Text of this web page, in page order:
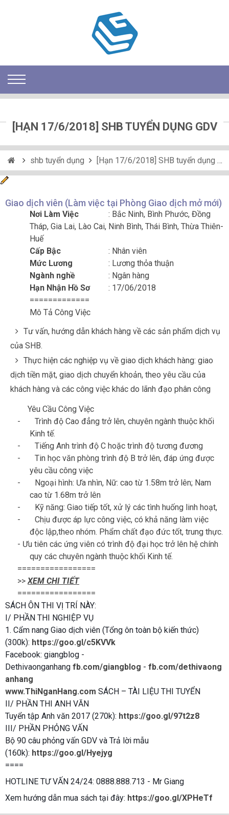
[HẠN 17/6/2018] SHB TUYỂN DỤNG GDV
shb tuyển dụng [Hạn 17/6/2018] SHB tuyển dụng GDV
Giao dịch viên (Làm việc tại Phòng Giao dịch mở mới)
Nơi Làm Việc
: Bắc Ninh, Bình Phước, Đồng
Tháp, Gia Lai, Lào Cai, Ninh Bình, Thái Bình, Thừa Thiên-
Huế
Cấp Bậc
: Nhân viên
Mức Lương
: Lương thỏa thuận
Ngành nghề
: Ngân hàng
Hạn Nhận Hồ Sơ
: 17/06/2018
=============
Mô Tả Công Việc
Tư vấn, hướng dẫn khách hàng về các sản phẩm dịch vụ
của SHB.
Thực hiện các nghiệp vụ về giao dịch khách hàng: giao
dịch tiền mặt, giao dịch chuyển khoản, theo yêu cầu của
khách hàng và các công việc khác do lãnh đạo phân công
Yêu Cầu Công Việc
-
Trình độ Cao đẳng trở lên, chuyên ngành thuộc khối
Kinh tế.
-
Tiếng Anh trình độ C hoặc trình độ tương đương
-
Tin học văn phòng trình độ B trở lên, đáp ứng được
yêu cầu công việc
-
Ngoại hình: Ưa nhìn, Nữ: cao từ 1.58m trở lên; Nam
cao từ 1.68m trở lên
-
Kỹ năng: Giao tiếp tốt, xử lý các tình huống linh hoạt,
-
Chịu được áp lực công việc, có khả năng làm việc
độc lập,theo nhóm. Phẩm chất đạo đức tốt, trung thực.
- Ưu tiên các ứng viên có trình độ đại học trở lên hệ chính
quy các chuyên ngành thuộc khối Kinh tế.
=================
>>XEM CHI TIẾT
=================
SÁCH ÔN THI VỊ TRÍ NÀY:
I/ PHẦN THI NGHIỆP VỤ
1. Cẩm nang Giao dịch viên (Tổng ôn toàn bộ kiến thức)
(300k): https://goo.gl/c5KVVk
Facebook: giangblog -
Dethivaonganhang fb.com/giangblog - fb.com/dethivaong
anhang
www.ThiNganHang.com SÁCH – TÀI LIỆU THI TUYỂN
II/ PHẦN THI ANH VĂN
Tuyển tập Anh văn 2017 (270k): https://goo.gl/97t2z8
III/ PHẦN PHỎNG VẤN
Bộ 90 câu phỏng vấn GDV và Trả lời mẫu
(160k): https://goo.gl/Hyejyg
====
HOTLINE TƯ VẤN 24/24: 0888.888.713 - Mr Giang
Xem hướng dẫn mua sách tại đây: https://goo.gl/XPHeTf